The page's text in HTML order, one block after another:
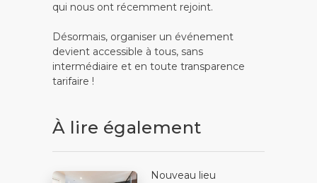
qui nous ont récemment rejoint.
Désormais, organiser un événement
devient accessible à tous, sans
intermédiaire et en toute transparence
tarifaire !
À lire également
Nouveau lieu